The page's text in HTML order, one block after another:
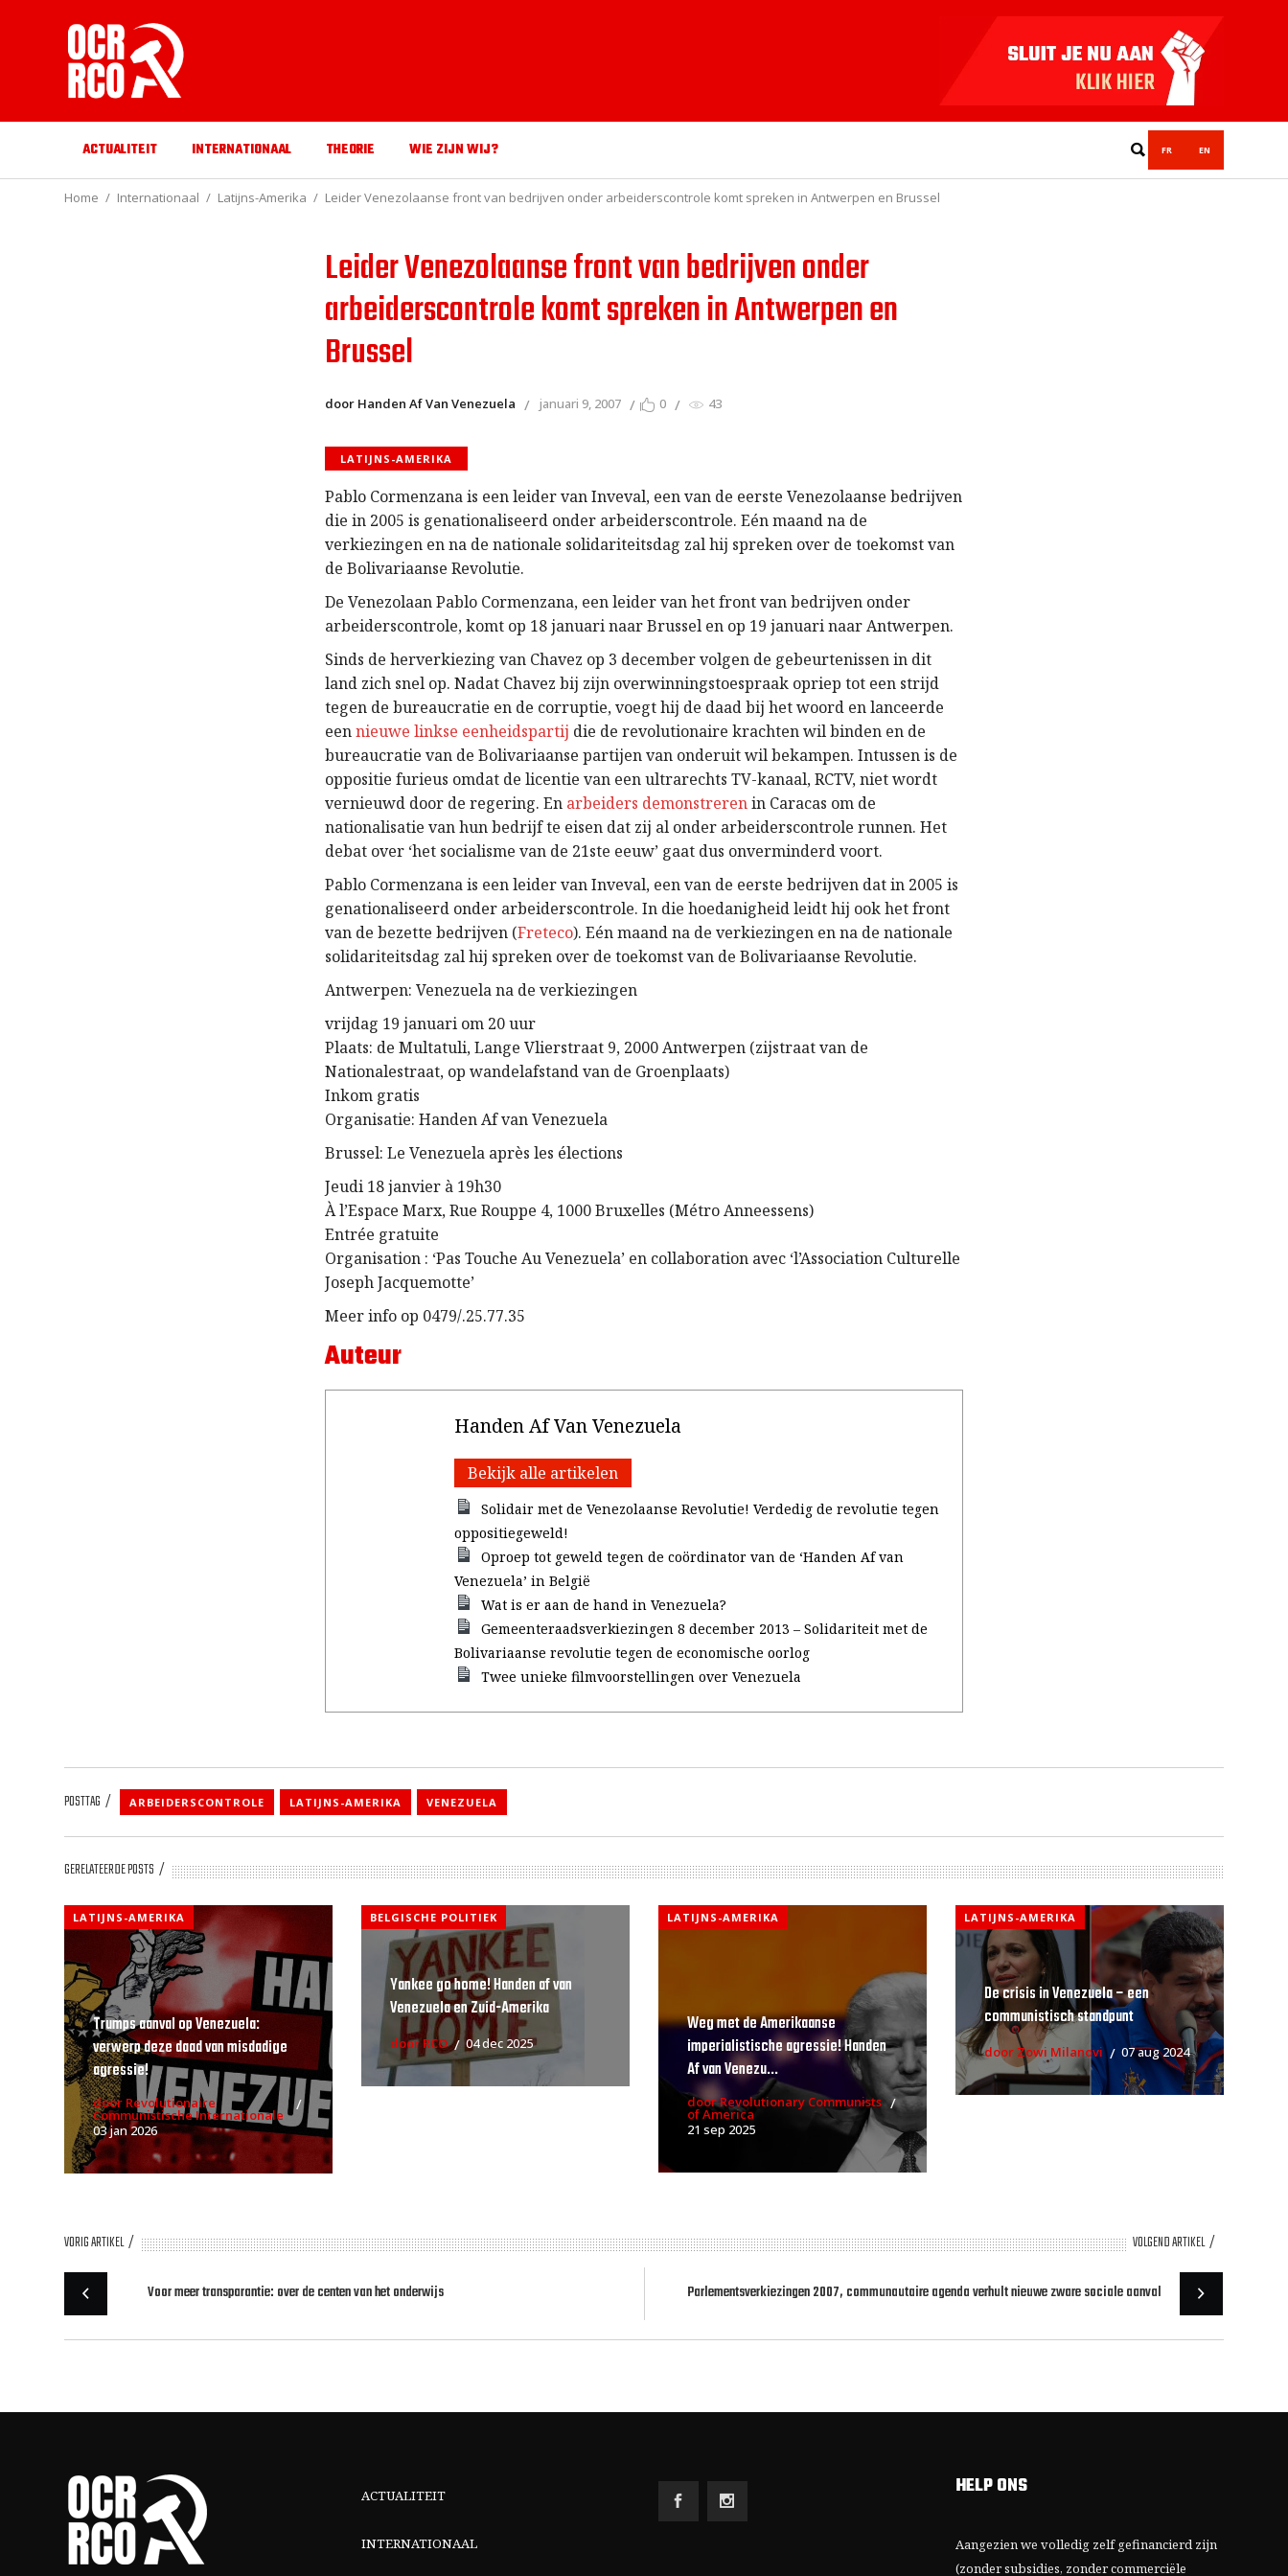
ACTUALITEIT INTERNATIONAAL THEORIE WIE ZIJN WIJ? FR EN
Home Internationaal Latijns-Amerika Leider Venezolaanse front van bedrijven onder arbeiderscontrole komt spreken in Antwerpen en Brussel
Leider Venezolaanse front van bedrijven onder
arbeiderscontrole komt spreken in Antwerpen en
Brussel
door Handen Af Van Venezuela januari 9, 2007 0 43
LATIJNS-AMERIKA
Pablo Cormenzana is een leider van Inveval, een van de eerste Venezolaanse bedrijven
die in 2005 is genationaliseerd onder arbeiderscontrole. Eén maand na de
verkiezingen en na de nationale solidariteitsdag zal hij spreken over de toekomst van
de Bolivariaanse Revolutie.
De Venezolaan Pablo Cormenzana, een leider van het front van bedrijven onder
arbeiderscontrole, komt op 18 januari naar Brussel en op 19 januari naar Antwerpen.
Sinds de herverkiezing van Chavez op 3 december volgen de gebeurtenissen in dit
land zich snel op. Nadat Chavez bij zijn overwinningstoespraak opriep tot een strijd
tegen de bureaucratie en de corruptie, voegt hij de daad bij het woord en lanceerde
eennieuwe linkse eenheidspartij die de revolutionaire krachten wil binden en de
bureaucratie van de Bolivariaanse partijen van onderuit wil bekampen. Intussen is de
oppositie furieus omdat de licentie van een ultrarechts TV-kanaal, RCTV, niet wordt
vernieuwd door de regering. En arbeiders demonstrerenin Caracas om de
nationalisatie van hun bedrijf te eisen dat zij al onder arbeiderscontrole runnen. Het
debat over ‘het socialisme van de 21ste eeuw’ gaat dus onverminderd voort.
Pablo Cormenzana is een leider van Inveval, een van de eerste bedrijven dat in 2005 is
genationaliseerd onder arbeiderscontrole. In die hoedanigheid leidt hij ook het front
van de bezette bedrijven (Freteco). Eén maand na de verkiezingen en na de nationale
solidariteitsdag zal hij spreken over de toekomst van de Bolivariaanse Revolutie.
Antwerpen: Venezuela na de verkiezingen
vrijdag 19 januari om 20 uur
Plaats: de Multatuli, Lange Vlierstraat 9, 2000 Antwerpen (zijstraat van de
Nationalestraat, op wandelafstand van de Groenplaats)
Inkom gratis
Organisatie: Handen Af van Venezuela
Brussel: Le Venezuela après les élections
Jeudi 18 janvier à 19h30
À l’Espace Marx, Rue Rouppe 4, 1000 Bruxelles (Métro Anneessens)
Entrée gratuite
Organisation : ‘Pas Touche Au Venezuela’ en collaboration avec ‘l’Association Culturelle
Joseph Jacquemotte’
Meer info op 0479/.25.77.35
Auteur
Handen Af Van Venezuela
Bekijk alle artikelen
Solidair met de Venezolaanse Revolutie! Verdedig de revolutie tegen
oppositiegeweld!
Oproep tot geweld tegen de coördinator van de ‘Handen Af van
Venezuela’ in België
Wat is er aan de hand in Venezuela?
Gemeenteraadsverkiezingen 8 december 2013 – Solidariteit met de
Bolivariaanse revolutie tegen de economische oorlog
Twee unieke filmvoorstellingen over Venezuela
POSTTAG ARBEIDERSCONTROLE LATIJNS-AMERIKA VENEZUELA
GERELATEERDE POSTS
LATIJNS-AMERIKA
Trumps aanval op Venezuela:
verwerp deze daad van misdadige
agressie!
door Revolutionaire
Communistische Internationale
03 jan 2026
BELGISCHE POLITIEK
Yankee go home! Handen af van
Venezuela en Zuid-Amerika
door RCO 04 dec 2025
LATIJNS-AMERIKA
Weg met de Amerikaanse
imperialistische agressie! Handen
Af van Venezu...
door Revolutionary Communists
of America
21 sep 2025
LATIJNS-AMERIKA
De crisis in Venezuela – een
communistisch standpunt
door Zowi Milanovi 07 aug 2024
VORIG ARTIKEL VOLGEND ARTIKEL
Voor meer transparantie: over de centen van het onderwijs Parlementsverkiezingen 2007, communautaire agenda verhult nieuwe zware sociale aanval
ACTUALITEIT
INTERNATIONAAL
HELP ONS
Aangezien we volledig zelf gefinancierd zijn
(zonder subsidies, zonder commerciële